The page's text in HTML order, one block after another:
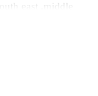
east ,middle